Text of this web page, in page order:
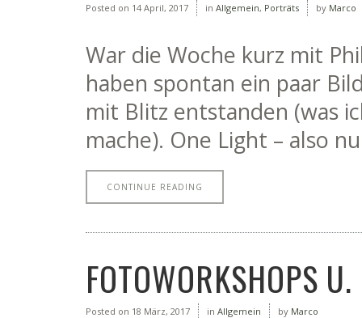
Posted on 14 April, 2017 in Allgemein, Porträts by Marco
War die Woche kurz mit
haben spontan ein paar
mit Blitz entstanden (was
mache). One Light – also
CONTINUE READING
FOTOWORKSHOPS
Posted on 18 März, 2017 in Allgemein by Marco